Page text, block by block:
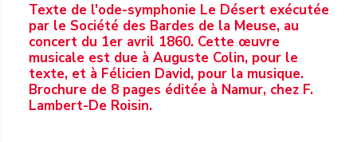
Texte de l'ode-symphonie Le Désert exécutée
par le Société des Bardes de la Meuse, au
concert du 1er avril 1860. Cette œuvre
musicale est due à Auguste Colin, pour le
texte, et à Félicien David, pour la musique.
Brochure de 8 pages éditée à Namur, chez F.
Lambert-De Roisin.